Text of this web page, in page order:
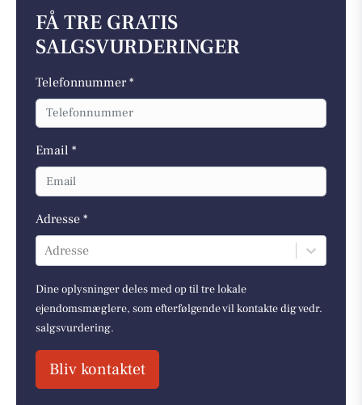
FÅ TRE GRATIS
SALGSVURDERINGER
Telefonnummer *
Email *
Adresse *
Adresse
Dine oplysninger deles med op til tre lokale
ejendomsmæglere, som efterfølgende vil kontakte dig vedr.
salgsvurdering.
Bliv kontaktet